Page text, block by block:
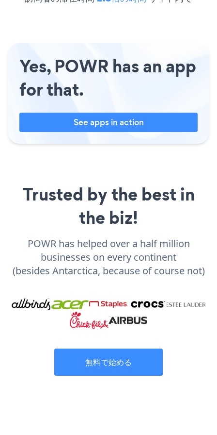
Yes, POWR has an app
for that.
See apps in action
Trusted by the best in
the biz!
POWR has helped over a half million
businesses on every continent
(besides Antarctica, because of course not)
無料で始める